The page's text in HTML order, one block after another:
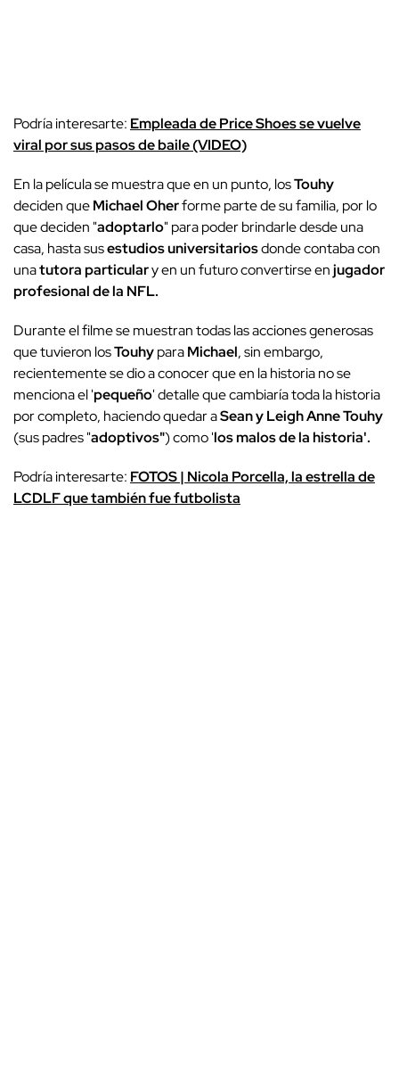
Podría interesarte: Empleada de Price Shoes se vuelve
viral por sus pasos de baile (VIDEO)
En la película se muestra que en un punto, losTouhy
deciden queMichael Oherforme parte de su familia, por lo
que deciden "adoptarlo" para poder brindarle desde una
casa, hasta susestudios universitariosdonde contaba con
unatutora particulary en un futuro convertirse enjugador
profesional de la NFL.
Durante el filme se muestran todas las acciones generosas
que tuvieron losTouhyparaMichael, sin embargo,
recientemente se dio a conocer que en la historia no se
menciona el 'pequeño' detalle que cambiaría toda la historia
por completo, haciendo quedar aSean y Leigh Anne Touhy
(sus padres "adoptivos") como 'los malos de la historia'.
Podría interesarte: FOTOS | Nicola Porcella, la estrella de
LCDLF que también fue futbolista